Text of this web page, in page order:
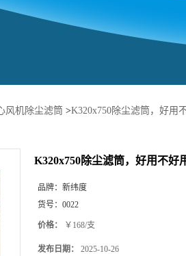
风机除尘滤筒 >K320x750除尘滤筒，好用
K320x750除尘滤筒，好用不好
品牌： 新纬度
货号： 0022
价格： ￥168/支
发布日期： 2025-10-26